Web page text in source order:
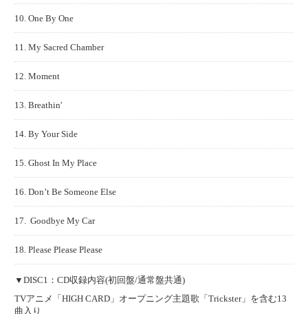
10. One By One
11. My Sacred Chamber
12. Moment
13. Breathin'
14. By Your Side
15. Ghost In My Place
16. Don’t Be Someone Else
17. Goodbye My Car
18. Please Please Please
▼DISC1：CD収録内容(初回盤/通常盤共通)
TVアニメ「HIGH CARD」オープニング主題歌「Trickster」を含む13
曲入り